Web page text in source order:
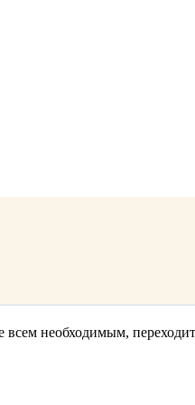
необходимым,